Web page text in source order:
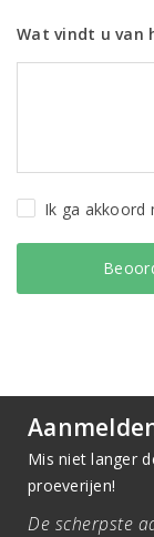
Wat vindt u van
Ik ga akkoord
Mis niet langer
proeverijen!
De scherpste